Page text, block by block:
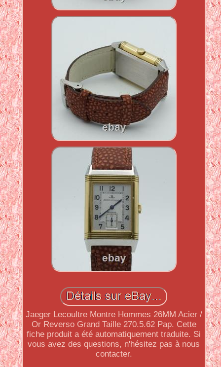
Jaeger Lecoultre Montre Hommes 26MM Acier /
Or Reverso Grand Taille 270.5.62 Pap. Cette
fiche produit a été automatiquement traduite. Si
vous avez des questions, n'hésitez pas à nous
contacter.